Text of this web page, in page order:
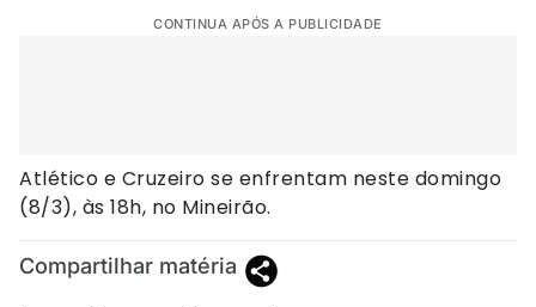
CONTINUA APÓS A PUBLICIDADE
Atlético e Cruzeiro se enfrentam neste domingo
(8/3), às 18h, no Mineirão.
Compartilhar matéria